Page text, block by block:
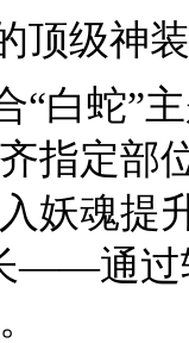
顶级神
“白蛇”
定部
魂提
——通过